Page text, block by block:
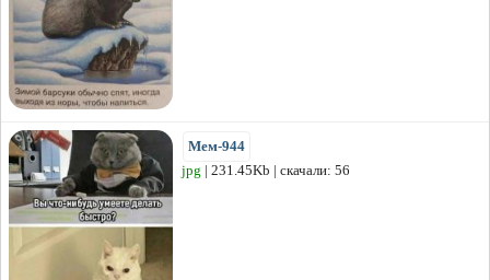
Мем-944
jpg | 231.45Kb | скачали: 56